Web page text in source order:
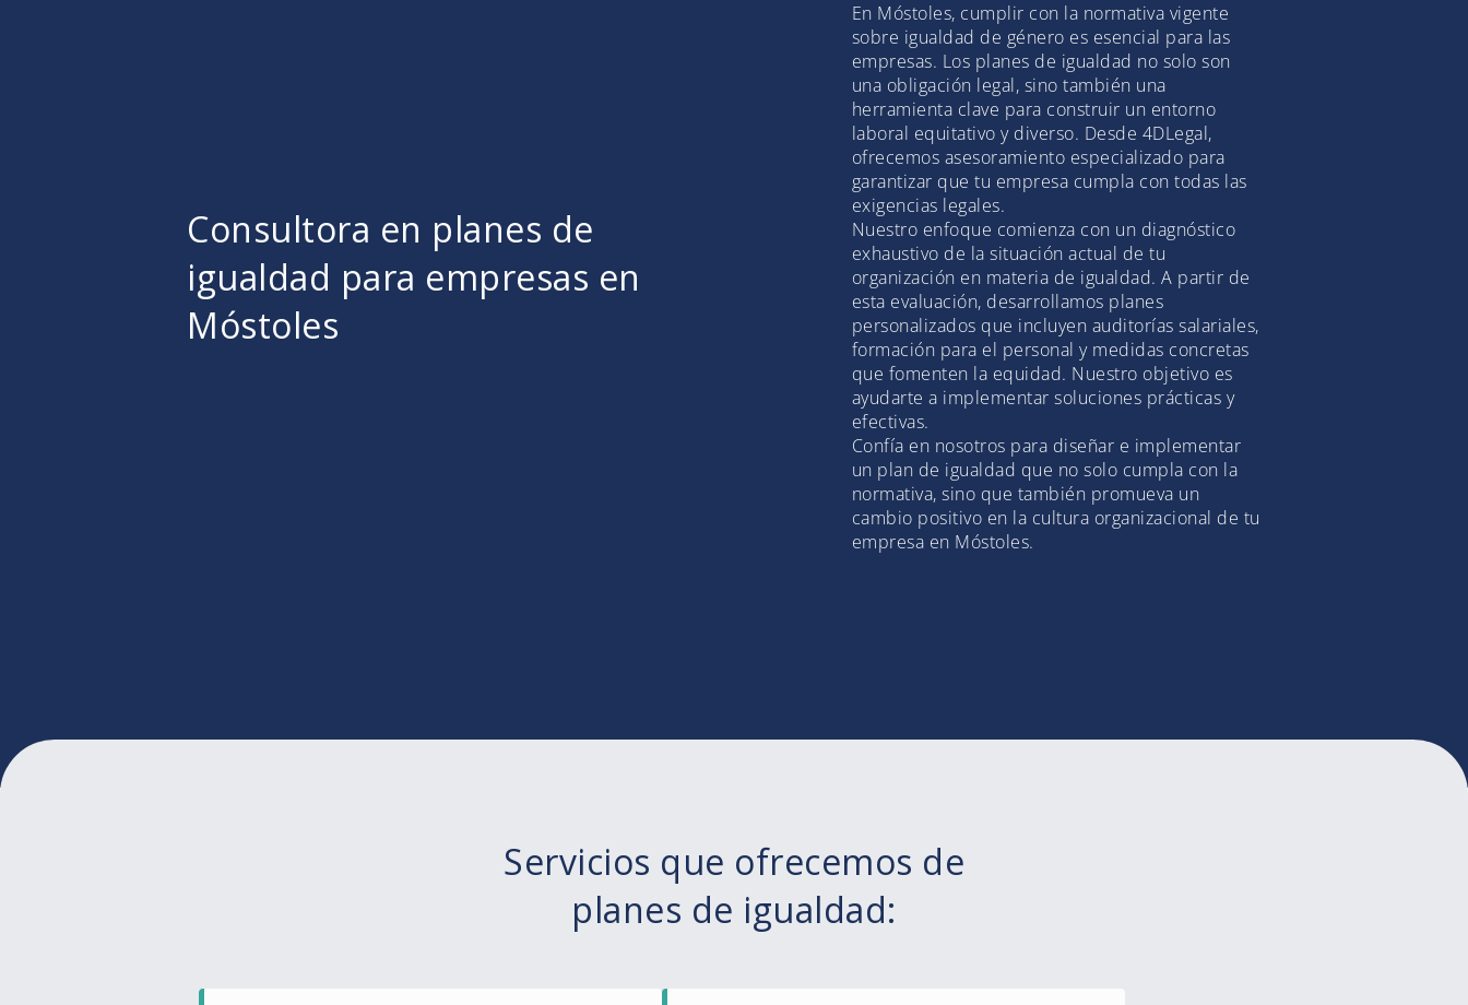
Consultora en planes de
igualdad para empresas en
Móstoles
En Móstoles, cumplir con la normativa vigente
sobre igualdad de género es esencial para las
empresas. Los planes de igualdad no solo son
una obligación legal, sino también una
herramienta clave para construir un entorno
laboral equitativo y diverso. Desde 4DLegal,
ofrecemos asesoramiento especializado para
garantizar que tu empresa cumpla con todas las
exigencias legales.
Nuestro enfoque comienza con un diagnóstico
exhaustivo de la situación actual de tu
organización en materia de igualdad. A partir de
esta evaluación, desarrollamos planes
personalizados que incluyen auditorías salariales,
formación para el personal y medidas concretas
que fomenten la equidad. Nuestro objetivo es
ayudarte a implementar soluciones prácticas y
efectivas.
Confía en nosotros para diseñar e implementar
un plan de igualdad que no solo cumpla con la
normativa, sino que también promueva un
cambio positivo en la cultura organizacional de tu
empresa en Móstoles.
Servicios que ofrecemos de
planes de igualdad: